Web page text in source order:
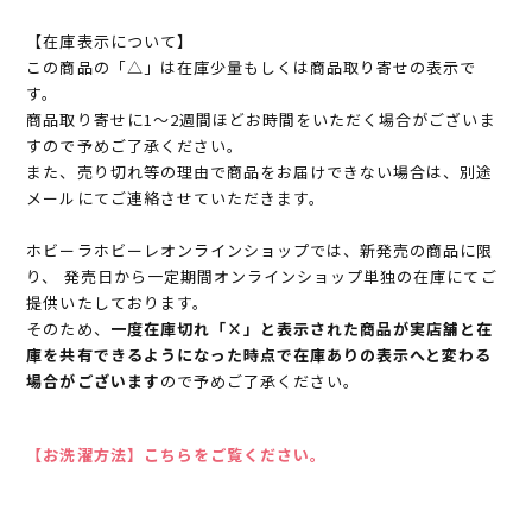
【在庫表示について】
この商品の「△」は在庫少量もしくは商品取り寄せの表示で
す。
商品取り寄せに1～2週間ほどお時間をいただく場合がございま
すので予めご了承ください。
また、売り切れ等の理由で商品をお届けできない場合は、別途
メールにてご連絡させていただきます。
ホビーラホビーレオンラインショップでは、新発売の商品に限
り、 発売日から一定期間オンラインショップ単独の在庫にてご
提供いたしております。
そのため、 一度在庫切れ「×」と表示された商品が実店舗と在
庫を共有できるようになった時点で在庫ありの表示へと変わる
場合がございますので予めご了承ください。
【お洗濯方法】こちらをご覧ください。